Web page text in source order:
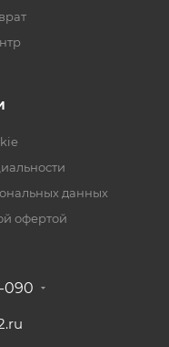
данных
офертой
090